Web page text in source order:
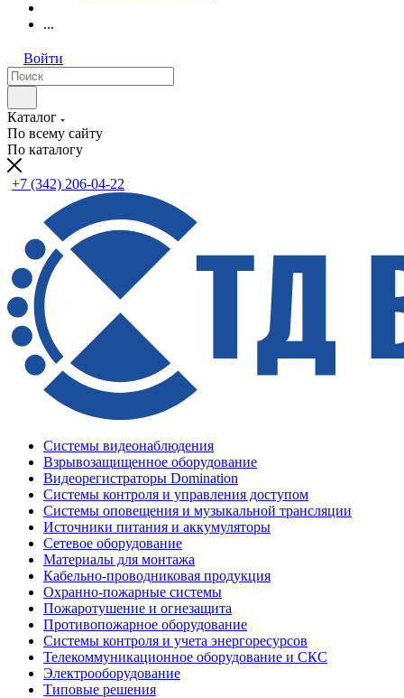
...
Войти
Каталог
По всему сайту
По каталогу
+7 (342) 206-04-22
Системы видеонаблюдения
Взрывозащищенное оборудование
Видеорегистраторы Domination
Системы контроля и управления доступом
Системы оповещения и музыкальной трансляции
Источники питания и аккумуляторы
Сетевое оборудование
Материалы для монтажа
Кабельно-проводниковая продукция
Охранно-пожарные системы
Пожаротушение и огнезащита
Противопожарное оборудование
Системы контроля и учета энергоресурсов
Телекоммуникационное оборудование и СКС
Электрооборудование
Типовые решения